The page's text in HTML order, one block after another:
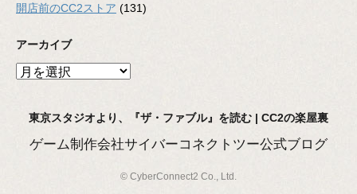
開店前のCC2ストア (131)
アーカイブ
ア
東京スタジオより、『ザ・ファブル』を読む | CC2の楽屋裏
ゲーム制作会社サイバーコネクトツー公式ブログ
© CyberConnect2 Co., Ltd.